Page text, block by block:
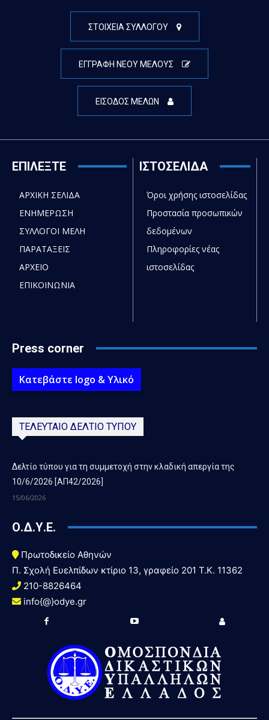
ΣΤΟΙΧΕΙΑ ΣΥΛΛΟΓΟΥ
ΕΓΓΡΑΦΗ ΝΕΟΥ ΜΕΛΟΥΣ
ΕΙΣΟΔΟΣ ΜΕΛΩΝ
ΕΠΙΛΕΞΤΕ
ΑΡΧΙΚΗ ΣΕΛΙΔΑ
ΕΝΗΜΕΡΩΣΗ
ΣΥΛΛΟΓΟΙ ΜΕΛΗ
ΠΑΡΑΤΑΞΕΙΣ
ΑΡΧΕΙΟ
ΕΠΙΚΟΙΝΩΝΙΑ
ΙΣΤΟΣΕΛΙΔΑ
Όροι χρήσης ιστοσελίδας
Προστασία προσωπικών
δεδομένων
Πληροφορίες νέας
ιστοσελίδας
Press corner
Κατεβάστε logo & Υλικό
ΤΕΛΕΥΤΑΙΟ ΔΕΛΤΙΟ ΤΥΠΟΥ
Δελτίο τύπου για τη συμμετοχή στην κλαδική απεργία της
10/6/2026 [ΑΠ42/2026]
15/06/2026
Ο.Δ.Υ.Ε.
Πρωτοδικείο Αθηνών
Π. Σχολή Ευελπίδων κτίριο 13, γραφείο 201 T.K. 11362
210-8826464
info{@}odye.gr